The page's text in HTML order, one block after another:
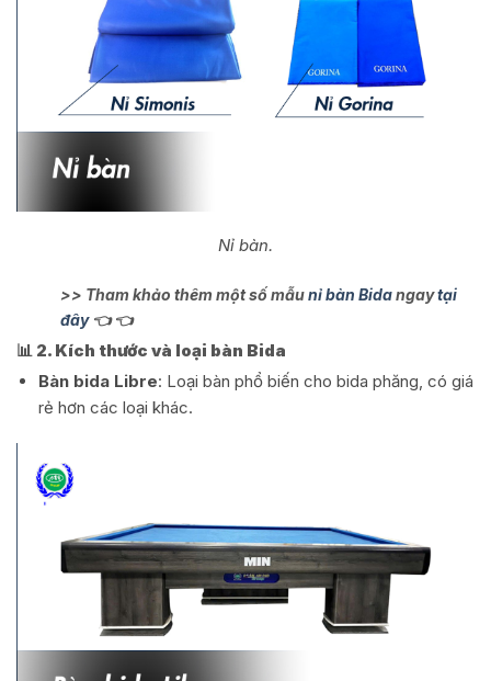
Nỉ bàn.
>> Tham khảo thêm một số mẫunỉ bàn Bidangaytại
đây👈 👈
📊 2. Kích thước và loại bàn Bida
Bàn bida Libre: Loại bàn phổ biến cho bida phăng, có giá
rẻ hơn các loại khác.